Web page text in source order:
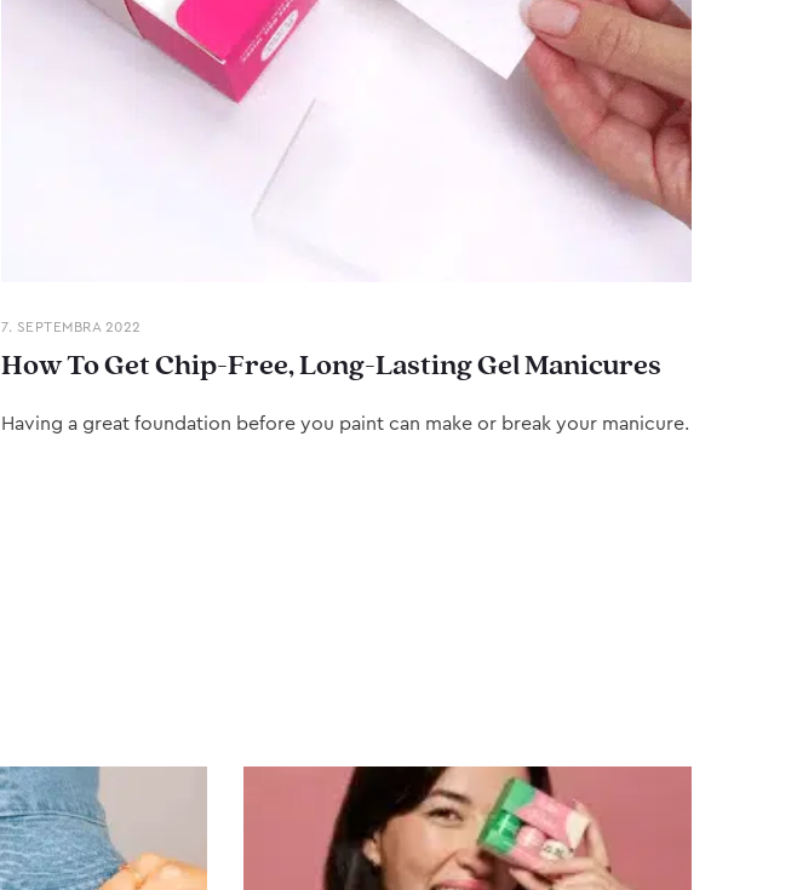
7. SEPTEMBRA 2022
How To Get Chip-Free, Long-Lasting Gel Manicures
Having a great foundation before you paint can make or break your manicure.